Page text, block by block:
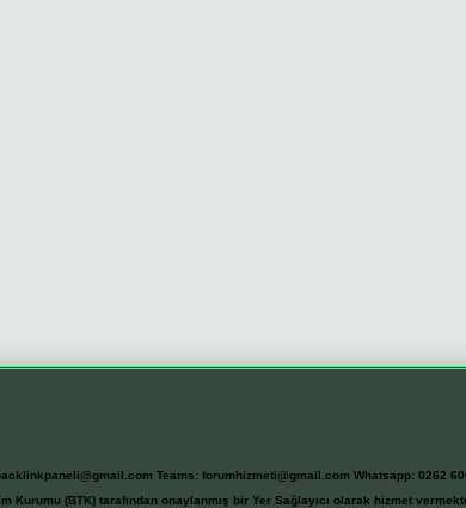
Teams: forumhizmeti@gmail.com Whatsapp: 0262
(BTK) tarafından onaylanmış bir Yer Sağlayıcı olarak hizmet